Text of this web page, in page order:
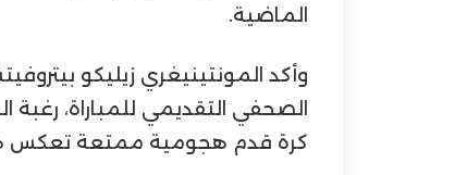
الماضية.
وأكد المونتينيغري زيليكو
الصحفي التقديمي للمباراة،
كرة قدم هجومية ممتعة تعكس